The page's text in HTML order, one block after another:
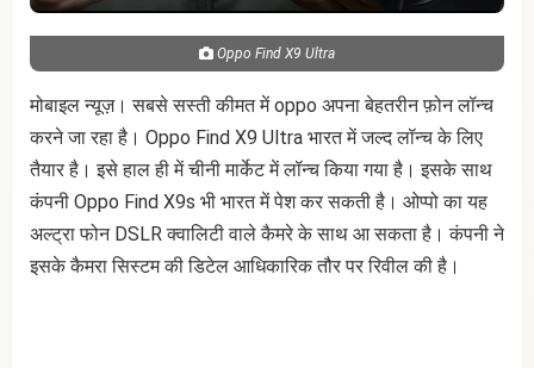
Oppo Find X9 Ultra
मोबाइल न्यूज़। सबसे सस्ती कीमत में oppo अपना बेहतरीन फ़ोन लॉन्च
करने जा रहा है। Oppo Find X9 Ultra भारत में जल्द लॉन्च के लिए
तैयार है। इसे हाल ही में चीनी मार्केट में लॉन्च किया गया है। इसके साथ
कंपनी Oppo Find X9s भी भारत में पेश कर सकती है। ओप्पो का यह
अल्ट्रा फोन DSLR क्वालिटी वाले कैमरे के साथ आ सकता है। कंपनी ने
इसके कैमरा सिस्टम की डिटेल आधिकारिक तौर पर रिवील की है।